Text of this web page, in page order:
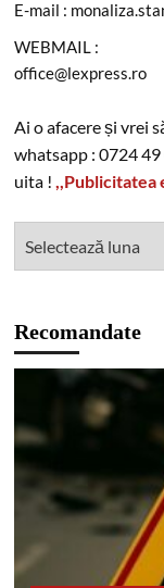
E-mail :
WEBMAIL :
office@lexpress.ro
Ai o afacere și vrei
whatsapp : 0724
uita ! ,,Publicitatea
Recomandate